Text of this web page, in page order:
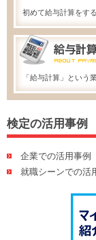
初めて給与計算をす
「給与計算」という
検定の活用事例
企業での活用事例
就職シーンでの活